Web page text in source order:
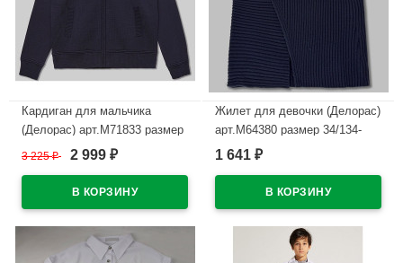
Кардиган для мальчика
(Делорас) арт.M71833 размер
34/134-44/164 цвет синий
3 225₽ 2 999 ₽
Жилет для девочки (Делорас)
арт.M64380 размер 34/134-
44/164 цвет синий
1 641 ₽